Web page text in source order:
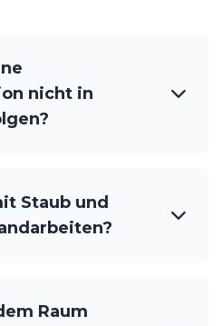
nicht in
Staub und
Raum